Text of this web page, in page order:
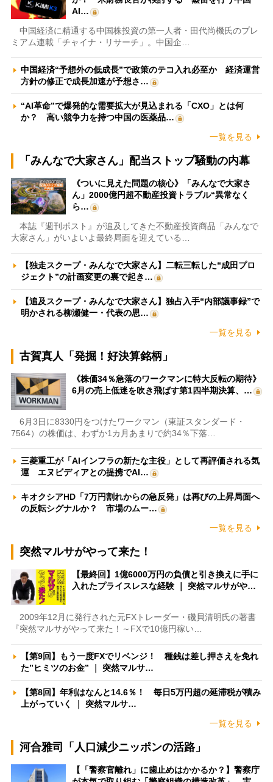
AI…
中国経済に精通する中国株投資の第一人者・田代尚機氏のプレ
ミアム連載「チャイナ・リサーチ」。中国企…
中国経済“予想外の低成長”で政策のテコ入れ必至か 経済運営
方針の修正で成長加速が予想さ…
“AI革命”で爆発的な需要拡大が見込まれる「CXO」とは何
か？ 高い競争力を持つ中国の医薬品…
一覧を見る
「みんなで大家さん」配当ストップ騒動の内幕
《ついに見えた問題の核心》「みんなで大家さ
ん」2000億円超不動産投資トラブル“異常なく
ら…
本誌『週刊ポスト』が追及してきた不動産投資商品「みんなで
大家さん」がいよいよ最終局面を迎えている…
【独走スクープ・みんなで大家さん】二転三転した“成田プロ
ジェクト”の計画変更の裏で起き…
【追及スクープ・みんなで大家さん】独占入手“内部議事録”で
明かされる柳瀬健一・代表の思…
一覧を見る
古賀真人「発掘！好決算銘柄」
《株価34％急落のワークマンに特大反転の期待》
6月の売上低迷を吹き飛ばす第1四半期決算、…
6月3日に8330円をつけたワークマン（東証スタンダード・
7564）の株価は、わずか1カ月あまりで約34％下落…
三菱重工が「AIインフラの新たな主役」として再評価される気
運 エヌビディアとの提携でAI…
キオクシアHD「7万円割れからの急反発」は再びの上昇局面へ
の反転シグナルか？ 市場のムー…
一覧を見る
突然マルサがやって来た！
【最終回】1億6000万円の負債と引き換えに手に
入れたプライスレスな経験 ｜ 突然マルサがや…
2009年12月に発行された元FXトレーダー・磯貝清明氏の著書
『突然マルサがやって来た！～FXで10億円稼い…
【第9回】もう一度FXでリベンジ！ 種銭は差し押さえを免れ
た”ヒミツのお金” ｜ 突然マルサ…
【第8回】年利はなんと14.6％！ 毎日5万円超の延滞税が積み
上がっていく ｜ 突然マルサ…
一覧を見る
河合雅司「人口減少ニッポンの活路」
【「警察官離れ」に歯止めはかかるか？】警察庁